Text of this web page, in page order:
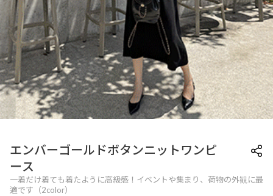
エンバーゴールドボタンニットワンピ
ース
一着だけ着ても着たように高級感！イベントや集まり、荷物の外観に最
適です（2color）